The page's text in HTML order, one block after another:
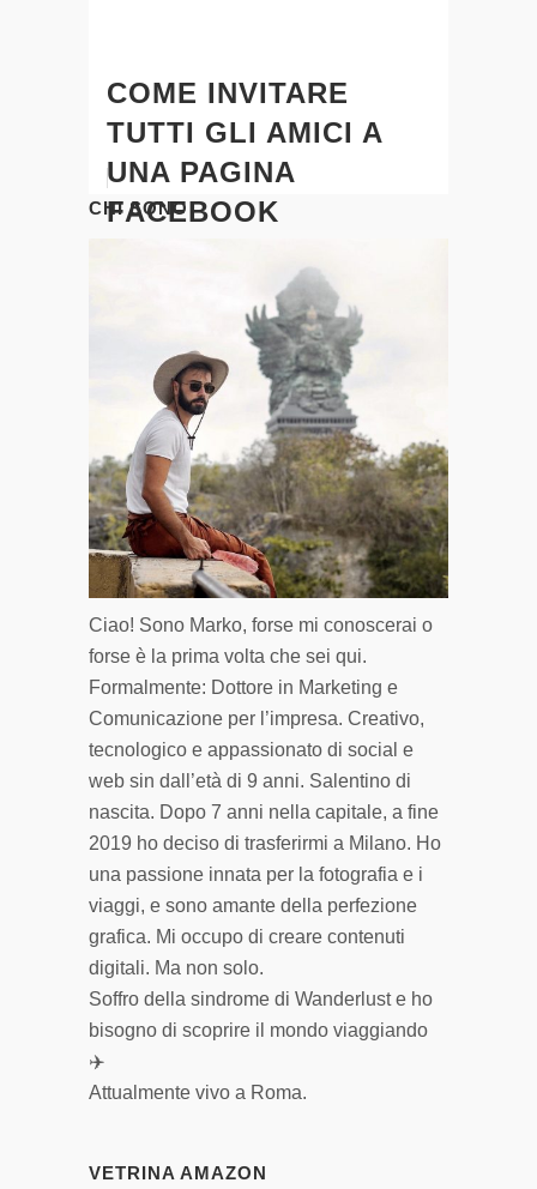
COME INVITARE
TUTTI GLI AMICI A
UNA PAGINA
FACEBOOK
CHI SONO
Ciao! Sono Marko, forse mi conoscerai o
forse è la prima volta che sei qui.
Formalmente: Dottore in Marketing e
Comunicazione per l’impresa. Creativo,
tecnologico e appassionato di social e
web sin dall’età di 9 anni. Salentino di
nascita. Dopo 7 anni nella capitale, a fine
2019 ho deciso di trasferirmi a Milano. Ho
una passione innata per la fotografia e i
viaggi, e sono amante della perfezione
grafica. Mi occupo di creare contenuti
digitali. Ma non solo.
Soffro della sindrome di Wanderlust e ho
bisogno di scoprire il mondo viaggiando
✈️
Attualmente vivo a Roma.
VETRINA AMAZON